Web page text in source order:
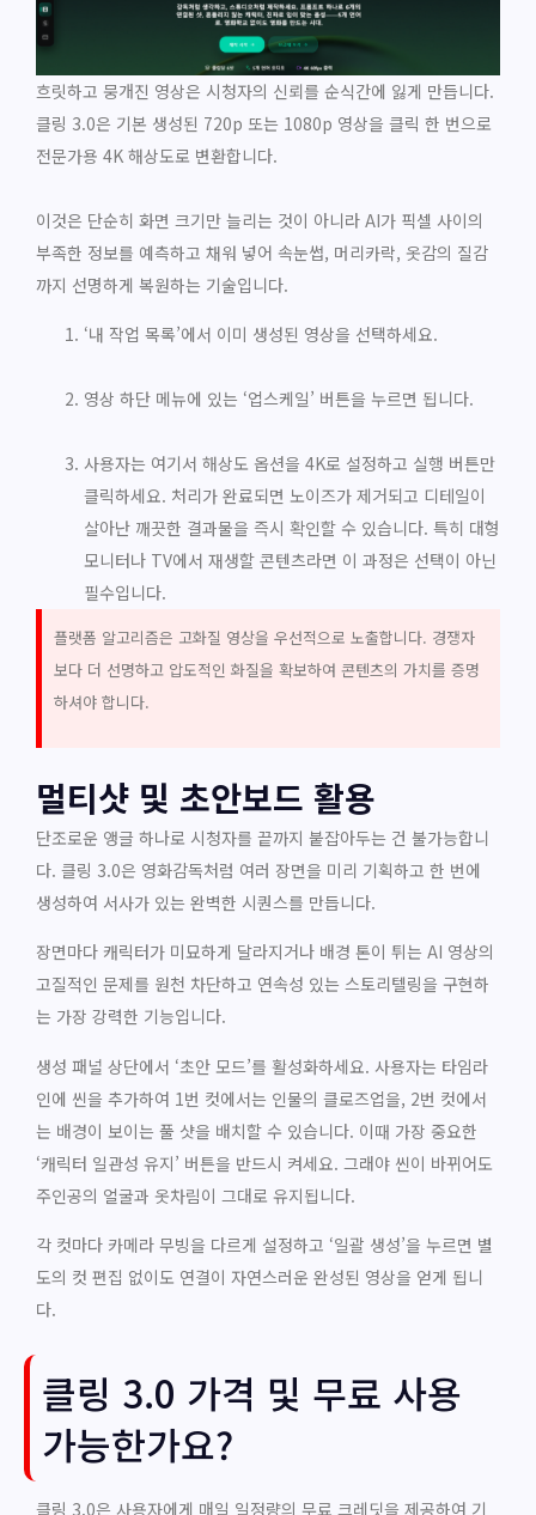
흐릿하고 뭉개진 영상은 시청자의 신뢰를 순식간에 잃게 만듭니다.
클링 3.0은 기본 생성된 720p 또는 1080p 영상을 클릭 한 번으로
전문가용 4K 해상도로 변환합니다.
이것은 단순히 화면 크기만 늘리는 것이 아니라 AI가 픽셀 사이의
부족한 정보를 예측하고 채워 넣어 속눈썹, 머리카락, 옷감의 질감
까지 선명하게 복원하는 기술입니다.
‘내 작업 목록’에서 이미 생성된 영상을 선택하세요.
영상 하단 메뉴에 있는 ‘업스케일’ 버튼을 누르면 됩니다.
사용자는 여기서 해상도 옵션을 4K로 설정하고 실행 버튼만
클릭하세요. 처리가 완료되면 노이즈가 제거되고 디테일이
살아난 깨끗한 결과물을 즉시 확인할 수 있습니다. 특히 대형
모니터나 TV에서 재생할 콘텐츠라면 이 과정은 선택이 아닌
필수입니다.
플랫폼 알고리즘은 고화질 영상을 우선적으로 노출합니다. 경쟁자
보다 더 선명하고 압도적인 화질을 확보하여 콘텐츠의 가치를 증명
하셔야 합니다.
멀티샷 및 초안보드 활용
단조로운 앵글 하나로 시청자를 끝까지 붙잡아두는 건 불가능합니
다. 클링 3.0은 영화감독처럼 여러 장면을 미리 기획하고 한 번에
생성하여 서사가 있는 완벽한 시퀀스를 만듭니다.
장면마다 캐릭터가 미묘하게 달라지거나 배경 톤이 튀는 AI 영상의
고질적인 문제를 원천 차단하고 연속성 있는 스토리텔링을 구현하
는 가장 강력한 기능입니다.
생성 패널 상단에서 ‘초안 모드’를 활성화하세요. 사용자는 타임라
인에 씬을 추가하여 1번 컷에서는 인물의 클로즈업을, 2번 컷에서
는 배경이 보이는 풀 샷을 배치할 수 있습니다. 이때 가장 중요한
‘캐릭터 일관성 유지’ 버튼을 반드시 켜세요. 그래야 씬이 바뀌어도
주인공의 얼굴과 옷차림이 그대로 유지됩니다.
각 컷마다 카메라 무빙을 다르게 설정하고 ‘일괄 생성’을 누르면 별
도의 컷 편집 없이도 연결이 자연스러운 완성된 영상을 얻게 됩니
다.
클링 3.0 가격 및 무료 사용
가능한가요?
클링 3.0은 사용자에게 매일 일정량의 무료 크레딧을 제공하여 기